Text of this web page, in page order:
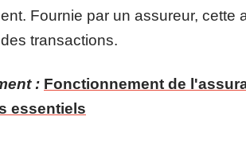
Fournie par un assureur, cette
transactions.
: Fonctionnement de
essentiels